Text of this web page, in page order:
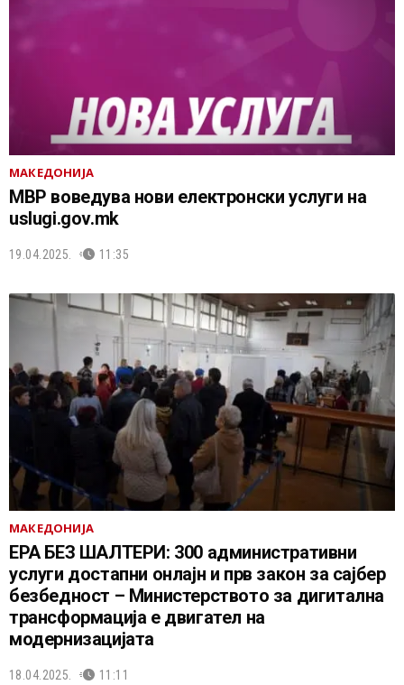
МАКЕДОНИЈА
МВР воведува нови електронски услуги на
uslugi.gov.mk
19.04.2025. 11:35
МАКЕДОНИЈА
ЕРА БЕЗ ШАЛТЕРИ: 300 административни
услуги достапни онлајн и прв закон за сајбер
безбедност – Министерството за дигитална
трансформација е двигател на
модернизацијата
18.04.2025. 11:11